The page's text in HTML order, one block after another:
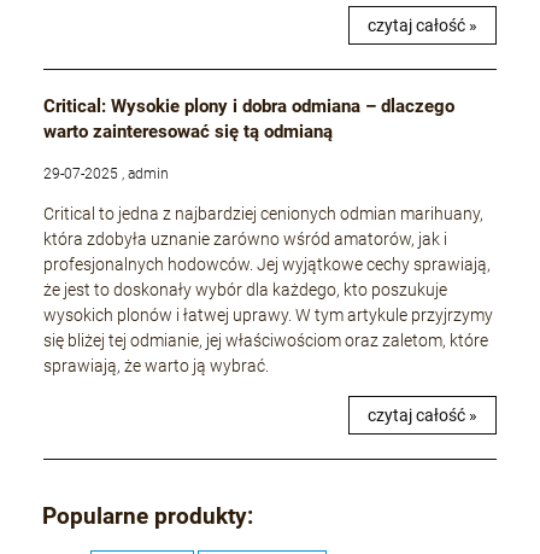
czytaj całość »
Critical: Wysokie plony i dobra odmiana – dlaczego
warto zainteresować się tą odmianą
29-07-2025 , admin
Critical to jedna z najbardziej cenionych odmian marihuany,
która zdobyła uznanie zarówno wśród amatorów, jak i
profesjonalnych hodowców. Jej wyjątkowe cechy sprawiają,
że jest to doskonały wybór dla każdego, kto poszukuje
wysokich plonów i łatwej uprawy. W tym artykule przyjrzymy
się bliżej tej odmianie, jej właściwościom oraz zaletom, które
sprawiają, że warto ją wybrać.
czytaj całość »
Popularne produkty: